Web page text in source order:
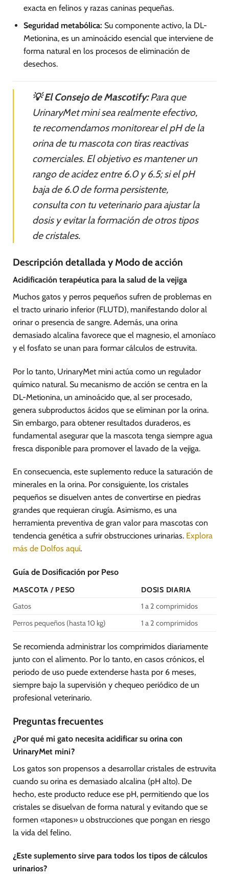
exacta en felinos y razas caninas pequeñas.
Seguridad metabólica: Su componente activo, la DL-
Metionina, es un aminoácido esencial que interviene de
forma natural en los procesos de eliminación de
desechos.
💡 El Consejo de Mascotify:Para que
UrinaryMet mini sea realmente efectivo,
te recomendamos monitorear el pH de la
orina de tu mascota con tiras reactivas
comerciales. El objetivo es mantener un
rango de acidez entre 6.0 y 6.5; si el pH
baja de 6.0 de forma persistente,
consulta con tu veterinario para ajustar la
dosis y evitar la formación de otros tipos
de cristales.
Descripción detallada y Modo de acción
Acidificación terapéutica para la salud de la vejiga
Muchos gatos y perros pequeños sufren de problemas en
el tracto urinario inferior (FLUTD), manifestando dolor al
orinar o presencia de sangre. Además, una orina
demasiado alcalina favorece que el magnesio, el amoníaco
y el fosfato se unan para formar cálculos de estruvita.
Por lo tanto, UrinaryMet mini actúa como un regulador
químico natural. Su mecanismo de acción se centra en la
DL-Metionina, un aminoácido que, al ser procesado,
genera subproductos ácidos que se eliminan por la orina.
Sin embargo, para obtener resultados duraderos, es
fundamental asegurar que la mascota tenga siempre agua
fresca disponible para promover el lavado de la vejiga.
En consecuencia, este suplemento reduce la saturación de
minerales en la orina. Por consiguiente, los cristales
pequeños se disuelven antes de convertirse en piedras
grandes que requieran cirugía. Asimismo, es una
herramienta preventiva de gran valor para mascotas con
tendencia genética a sufrir obstrucciones urinarias. Explora
más de Dolfos aquí.
Guía de Dosificación por Peso
MASCOTA / PESO
DOSIS DIARIA
Gatos
1 a 2 comprimidos
Perros pequeños (hasta 10 kg)
1 a 2 comprimidos
Se recomienda administrar los comprimidos diariamente
junto con el alimento. Por lo tanto, en casos crónicos, el
periodo de uso puede extenderse hasta por 6 meses,
siempre bajo la supervisión y chequeo periódico de un
profesional veterinario.
Preguntas frecuentes
¿Por qué mi gato necesita acidificar su orina con
UrinaryMet mini?
Los gatos son propensos a desarrollar cristales de estruvita
cuando su orina es demasiado alcalina (pH alto). De
hecho, este producto reduce ese pH, permitiendo que los
cristales se disuelvan de forma natural y evitando que se
formen «tapones» u obstrucciones que pongan en riesgo
la vida del felino.
¿Este suplemento sirve para todos los tipos de cálculos
urinarios?